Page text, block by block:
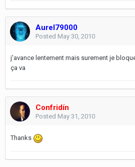
Aurel79000
Posted May 30, 2010
j'avance lentement mais surement je
ça va
Confridín
Posted May 31, 2010
Thanks